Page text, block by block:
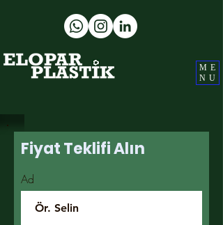
ME
NU
Fiyat Teklifi Alın
Ad